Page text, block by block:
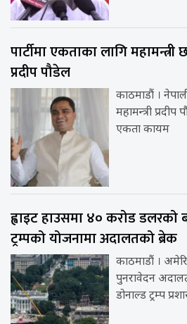
पार्टीमा एकताका लागि महामन्त्री
प्रदीप पौडेल
काठमाडौं ।
महामन्त्री प्रदीप
एकता कायम
ह्वाइट हाउसमा ४० करोड
ट्रम्पको योजनामा अदालतको ब्रेक
काठमाडौं ।
पुनरावेदन
डोनाल्ड ट्रम्प